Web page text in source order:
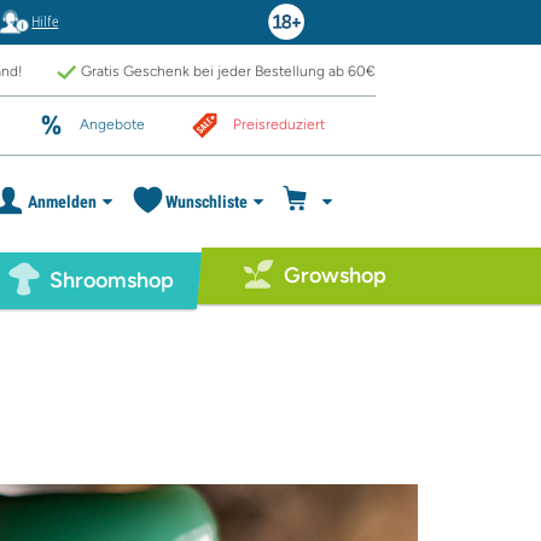
Hilfe
Gratis Geschenk bei jeder Bestellung ab 60€
Angebote Preisreduziert
Anmelden Wunschliste
Shroomshop Growshop